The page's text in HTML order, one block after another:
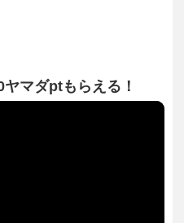
マダptもらえる！